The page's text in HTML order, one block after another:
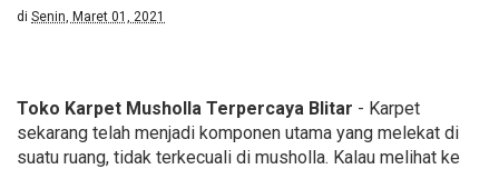
di Senin, Maret 01, 2021
Toko Karpet Musholla Terpercaya Blitar - Karpet
sekarang telah menjadi komponen utama yang melekat di
suatu ruang, tidak terkecuali di musholla. Kalau melihat ke